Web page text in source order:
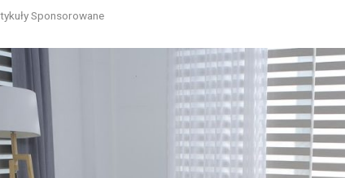
Sponsorowane